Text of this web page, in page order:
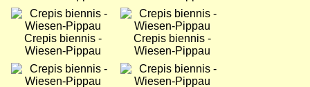
Bild
Crepis biennis -
Wiesen-Pippau
Bild
Crepis biennis -
Wiesen-Pippau
Bild
Bild